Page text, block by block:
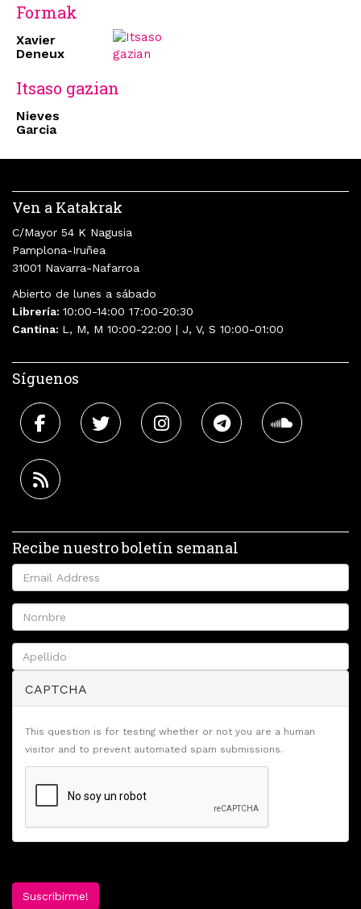
Formak
Xavier
Deneux
Itsaso gazian
Nieves
Garcia
Ven a Katakrak
C/Mayor 54 K Nagusia
Pamplona-Iruñea
31001 Navarra-Nafarroa
Abierto de lunes a sábado
Librería: 10:00-14:00 17:00-20:30
Cantina: L, M, M 10:00-22:00 | J, V, S 10:00-01:00
Síguenos
Recibe nuestro boletín semanal
CAPTCHA
This question is for testing whether or not you are a human
visitor and to prevent automated spam submissions.
Suscribirme!